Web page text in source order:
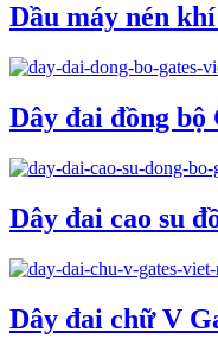
Dầu máy nén
Dây đai đồng bộ
Dây đai cao su
Dây đai chữ V